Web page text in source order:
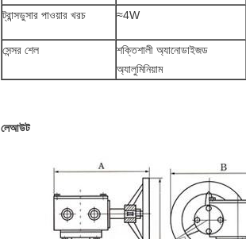
ট্রান্সডুসার পাওয়ার খরচ ≈4W
সেন্সর শেল
শক্তিশালী অ্যানোডাইজড
অ্যালুমিনিয়াম
লেআউট